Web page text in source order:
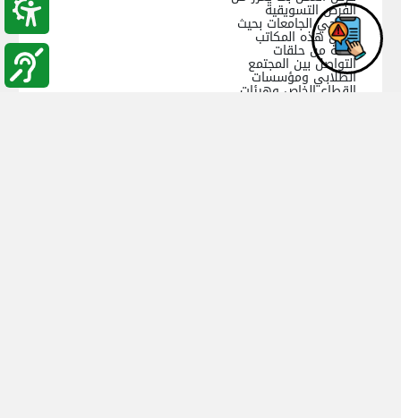
الفرص التسويقية
لخريجي الجامعات بحيث
تكون هذه المكاتب
حلقة من حلقات
التواصل بين المجتمع
الطلابي ومؤسسات
القطاع الخاص وهيئات